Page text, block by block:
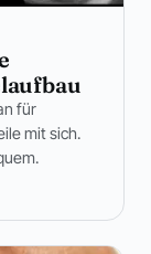
für
mit sich.